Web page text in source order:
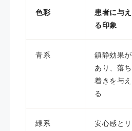
色彩
患者に与え
る印象
青系
鎮静効果が
あり、落ち
着きを与え
る
緑系
安心感とリ